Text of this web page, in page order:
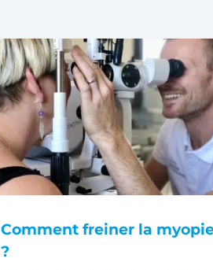
Comment freiner la
?